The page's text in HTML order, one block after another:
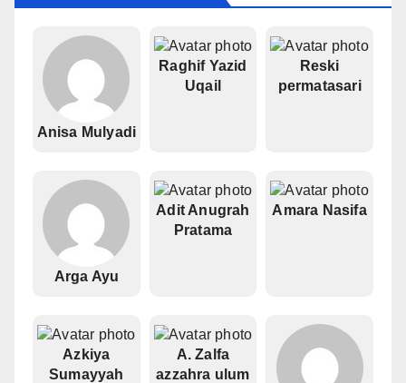
Anisa Mulyadi
Raghif Yazid
Uqail
Reski
permatasari
Arga Ayu
Adit Anugrah
Pratama
Amara Nasifa
Azkiya
Sumayyah
A. Zalfa
azzahra ulum